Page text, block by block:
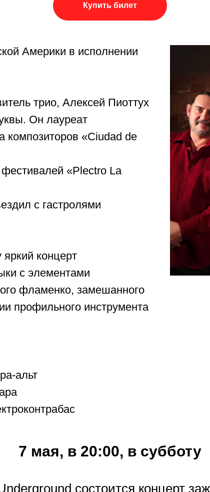
Купить билет
Америки в исполнении
трио, Алексей Пиоттух
Он лауреат
композиторов «Ciudad de
«Plectro La
с гастролями
концерт
с элементами
фламенко, замешанного
профильного инструмента
альт
7 мая, в 20:00, в субботу
состоится концерт